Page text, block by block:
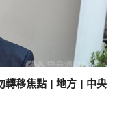
轉移焦點 | 地方 | 中央